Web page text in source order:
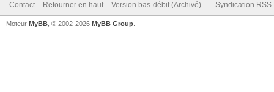
Contact Retourner en haut Version bas-débit (Archivé) Syndication RSS
Moteur MyBB , © 2002-2026 MyBB Group